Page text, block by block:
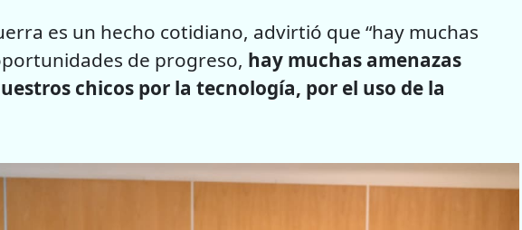
es un hecho cotidiano, advirtió que “hay muchas
de progreso, hay muchas amenazas
chicos por la tecnología, por el uso de la